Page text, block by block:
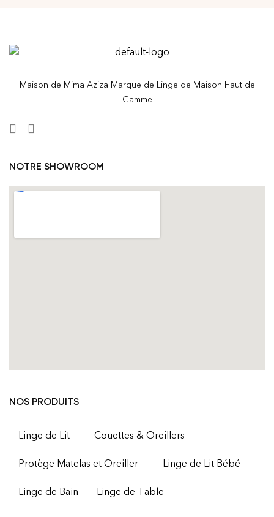
Maison de Mima Aziza Marque de Linge de Maison Haut de
Gamme
NOS PRODUITS
Linge de Lit Couettes & Oreillers
Protège Matelas et Oreiller Linge de Lit Bébé
Linge de Bain Linge de Table
NOTRE SHOWROOM